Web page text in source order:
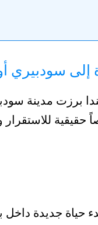
إلى سودبيري
برزت مدينة
حقيقية
جديدة داخل